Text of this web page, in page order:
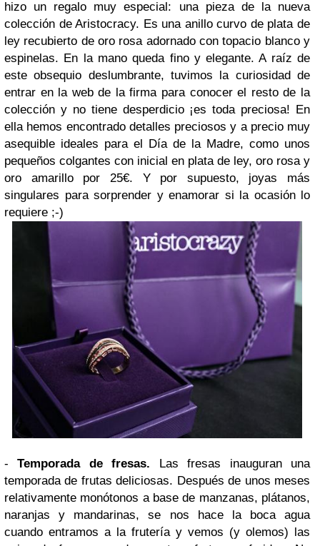
hizo un regalo muy especial: una pieza de la nueva
colección de Aristocracy. Es una anillo curvo de plata de
ley recubierto de oro rosa adornado con topacio blanco y
espinelas. En la mano queda fino y elegante. A raíz de
este obsequio deslumbrante, tuvimos la curiosidad de
entrar en la web de la firma para conocer el resto de la
colección y no tiene desperdicio ¡es toda preciosa! En
ella hemos encontrado detalles preciosos y a precio muy
asequible ideales para el Día de la Madre, como unos
pequeños colgantes con inicial en plata de ley, oro rosa y
oro amarillo por 25€. Y por supuesto, joyas más
singulares para sorprender y enamorar si la ocasión lo
requiere ;-)
-Temporada de fresas. Las fresas inauguran una
temporada de frutas deliciosas. Después de unos meses
relativamente monótonos a base de manzanas, plátanos,
naranjas y mandarinas, se nos hace la boca agua
cuando entramos a la frutería y vemos (y olemos) las